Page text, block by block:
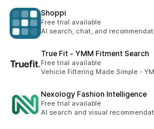
Shoppi
Free trial available
AI search, chat, and
True Fit ‑ YMM Fitment Search
Free trial available
Vehicle Filtering Made Simple -
Nexology Fashion Intelligence
Free trial available
AI search and visual